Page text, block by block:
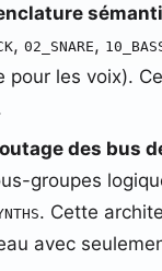
, 02_SNARE,
pour les voix).
des bus
groupes
. Cette
avec